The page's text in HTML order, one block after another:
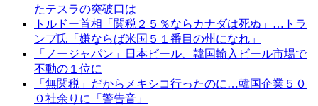
たテスラの突破口は
トルドー首相「関税２５％ならカナダは死ぬ」…トラ
ンプ氏「嫌ならば米国５１番目の州になれ」
「ノージャパン」日本ビール、韓国輸入ビール市場で
不動の１位に
「無関税」だからメキシコ行ったのに…韓国企業５０
０社余りに「警告音」